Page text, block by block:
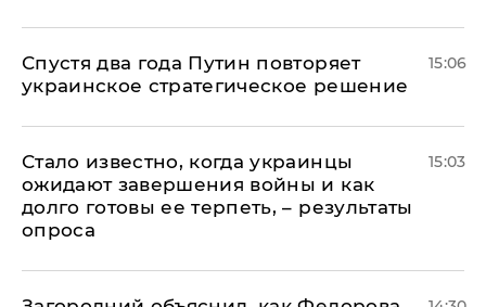
Спустя два года Путин повторяет
украинское стратегическое решение
15:06
Стало известно, когда украинцы
ожидают завершения войны и как
долго готовы ее терпеть, – результаты
опроса
15:03